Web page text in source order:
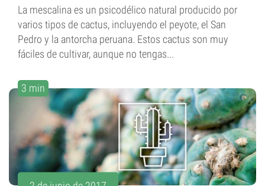
La mescalina es un psicodélico natural producido por
varios tipos de cactus, incluyendo el peyote, el San
Pedro y la antorcha peruana. Estos cactus son muy
fáciles de cultivar, aunque no tengas...
3 min